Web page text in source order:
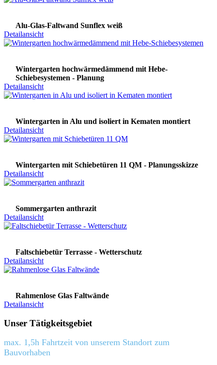
Alu-Glas-Faltwand Sunflex weiß
Detailansicht
Wintergarten hochwärmedämmend mit Hebe-
Schiebesystemen - Planung
Detailansicht
Wintergarten in Alu und isoliert in Kematen montiert
Detailansicht
Wintergarten mit Schiebetüren 11 QM - Planungsskizze
Detailansicht
Sommergarten anthrazit
Detailansicht
Faltschiebetür Terrasse - Wetterschutz
Detailansicht
Rahmenlose Glas Faltwände
Detailansicht
Unser Tätigkeitsgebiet
max. 1,5h Fahrtzeit von unserem Standort zum
Bauvorhaben